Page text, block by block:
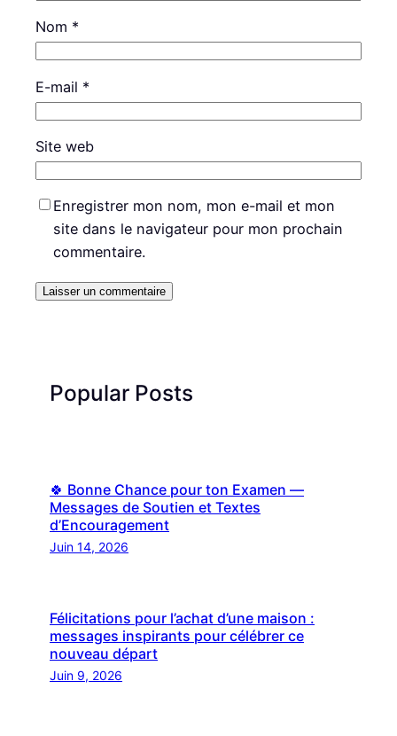
Nom *
E-mail *
Site web
Enregistrer mon nom, mon e-mail et mon
site dans le navigateur pour mon prochain
commentaire.
Popular Posts
🍀 Bonne Chance pour ton Examen —
Messages de Soutien et Textes
d’Encouragement
Juin 14, 2026
Félicitations pour l’achat d’une maison :
messages inspirants pour célébrer ce
nouveau départ
Juin 9, 2026